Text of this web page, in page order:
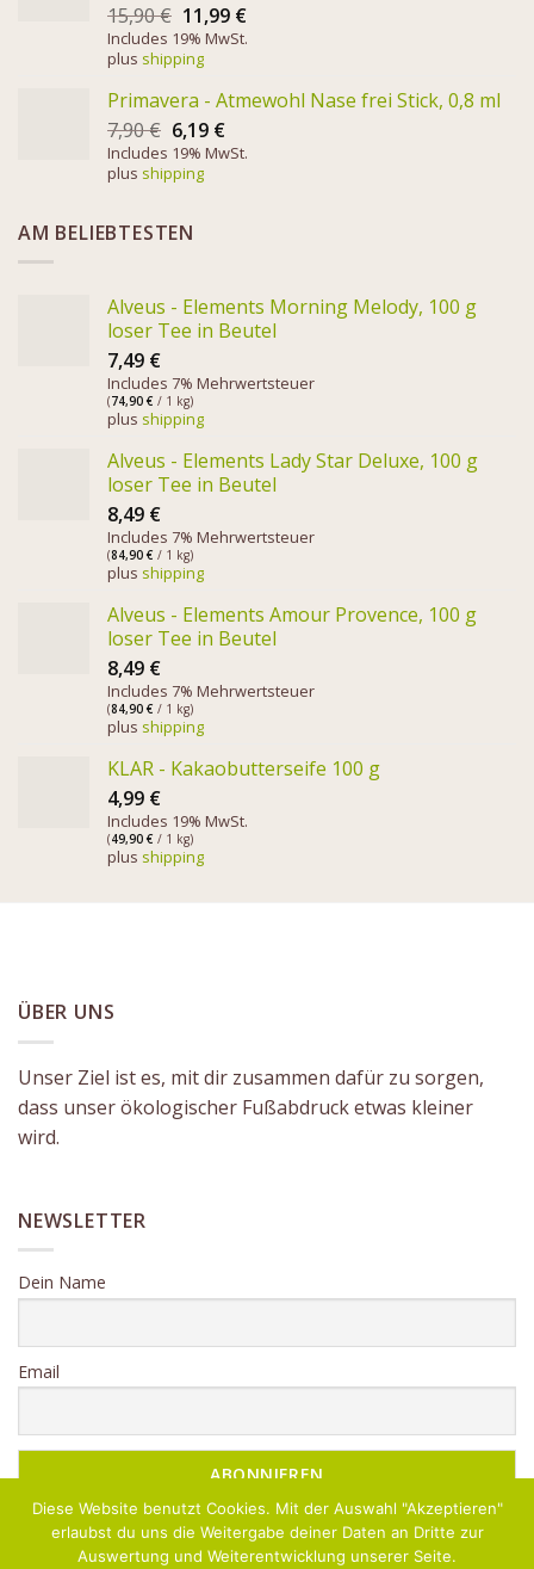
15,90€ 11,99 €
Includes 19% MwSt.
plus shipping
Primavera - Atmewohl Nase frei Stick, 0,8 ml
7,90€ 6,19 €
Includes 19% MwSt.
plus shipping
AM BELIEBTESTEN
Alveus - Elements Morning Melody, 100 g
loser Tee in Beutel
7,49 €
Includes 7% Mehrwertsteuer
(74,90 € / 1 kg)
plus shipping
Alveus - Elements Lady Star Deluxe, 100 g
loser Tee in Beutel
8,49 €
Includes 7% Mehrwertsteuer
(84,90 € / 1 kg)
plus shipping
Alveus - Elements Amour Provence, 100 g
loser Tee in Beutel
8,49 €
Includes 7% Mehrwertsteuer
(84,90 € / 1 kg)
plus shipping
KLAR - Kakaobutterseife 100 g
4,99 €
Includes 19% MwSt.
(49,90 € / 1 kg)
plus shipping
ÜBER UNS
Unser Ziel ist es, mit dir zusammen dafür zu sorgen,
dass unser ökologischer Fußabdruck etwas kleiner
wird.
NEWSLETTER
Dein Name
Email
Diese Website benutzt Cookies. Mit der Auswahl "Akzeptieren"
erlaubst du uns die Weitergabe deiner Daten an Dritte zur
Auswertung und Weiterentwicklung unserer Seite.